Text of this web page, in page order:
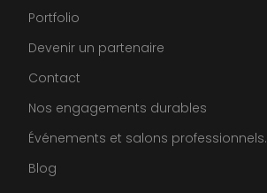
Portfolio
Devenir un partenaire
Contact
Nos engagements durables
Événements et salons professionnels.
Blog